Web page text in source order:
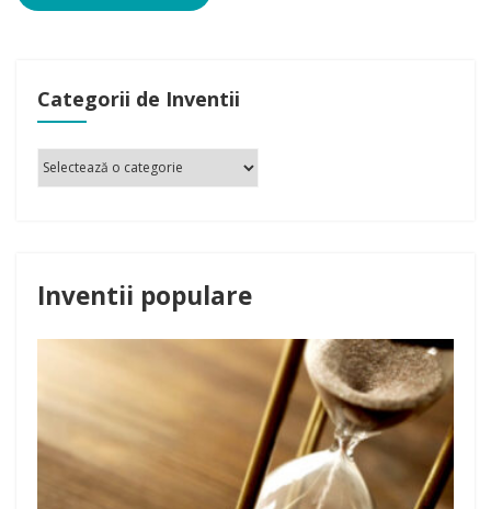
Categorii de Inventii
Inventii populare